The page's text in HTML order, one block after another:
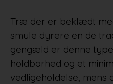
Træ der er beklædt
smule dyrere en de
gengæld er denne
holdbarhed og et
vedligeholdelse, mens